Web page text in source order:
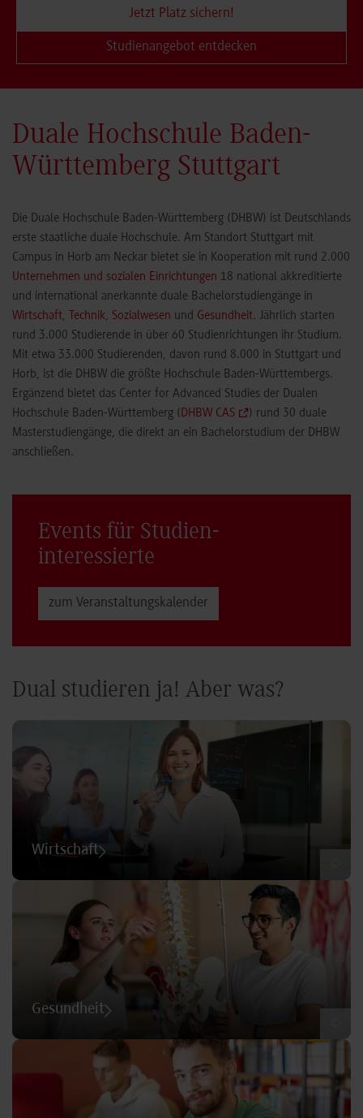
Jetzt Platz sichern!
Studienangebot entdecken
Duale Hochschule Baden-
Württemberg Stuttgart
Die Duale Hochschule Baden-Württemberg (DHBW) ist Deutschlands
erste staatliche duale Hochschule. Am Standort Stuttgart mit
Campus in Horb am Neckar bietet sie in Kooperation mit rund 2.000
Unternehmen und sozialen Einrichtungen 18 national akkreditierte
und international anerkannte duale Bachelorstudiengänge in
Wirtschaft, Technik, Sozialwesen und Gesundheit. Jährlich starten
rund 3.000 Studierende in über 60 Studienrichtungen ihr Studium.
Mit etwa 33.000 Studierenden, davon rund 8.000 in Stuttgart und
Horb, ist die DHBW die größte Hochschule Baden-Württembergs.
Ergänzend bietet das Center for Advanced Studies der Dualen
Hochschule Baden-Württemberg (DHBW CAS
) rund 30 duale
Masterstudiengänge, die direkt an ein Bachelorstudium der DHBW
anschließen.
Events für Studien­
interessierte
zum Veranstaltungs­kalender
Dual studieren ja! Aber was?
Wirtschaft
Gesundheit